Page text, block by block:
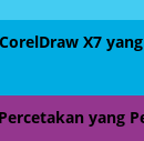
X7
yang